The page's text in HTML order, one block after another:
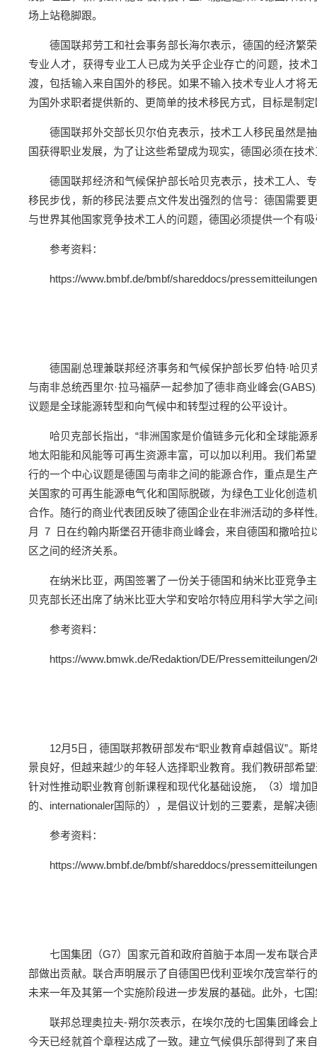
场上站稳脚跟。
德国联邦劳工和社会事务部长海尔表示，德国的经济繁
专业人才，获得专业工人已成为关乎企业存亡的问题，技
渡，包括输入来自国外的移民。如果不输入技术专业人才将
为国外求职者提供新的、更简单的技术移民方式，目标是制
德国联邦外交部长贝尔伯克表示，技术工人移民虽然是
国获得职业发展，为了让这些希望成为现实，德国必须在技
德国联邦经济和气候保护部长哈贝克表示，技术工人、
移民步伐，新的移民法要点文件发出强烈的信号：德国需要
与世界其他国家竞争技术工人的问题，德国必须提供一个有
参考资料：
https://www.bmbf.de/bmbf/shareddocs/
德国副总理兼联邦经济事务和气候保护部长罗伯特·哈
与南非总统西里尔·拉马福萨一起参加了德非商业峰会
议题是全球能源转型和向气候中和转型过程的公平设计。
哈贝克部长指出，“非洲国家是价值链多元化和全球能
地太阳能和风能等可再生资源丰富，可以加以利用。我们希
行的一个中心议题是德国与南非之间的能源合作，重点是生
关国家的可再生能源电气化和国际脱碳，为绿色工业化创造
合作。随行的商业代表团反映了德国企业在非洲活动的多样
月 7 日在约翰内斯堡召开德非商业峰会，来自德国和撒哈
区之间的经济关系。
在纳米比亚，两国签署了一份关于德国和纳米比亚竞争
贝克部长还出席了纳米比亚大学和安哈尔特应用科学大学之
参考资料：
https://www.bmwk.de/Redaktion/DE/
12月5日，德国联邦教研部发布“职业教育卓越倡议”。
景良好，但越来越少的年轻人选择职业教育。我们教研部希
针对性推动职业教育创新课程和现代化基础设施，（3）增
的、internationaler国际的），是倡议计划的三要素，是解决
参考资料：
https://www.bmbf.de/bmbf/shareddocs/
七国集团（G7）国家元首和政府首脑于本周一发布联
部做出贡献。联合声明展示了自德国巴伐利亚埃尔茂宫举行
未来一年及其第一个实施阶段进一步发展的基础。此外，七
联邦总理奥拉夫-朔尔茨表示，在埃尔茂的七国集团峰
今天已经就首个章程达成了一致。建立气候俱乐部得到了来